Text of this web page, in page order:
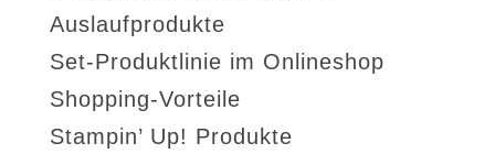
Auslaufprodukte
Set-Produktlinie im Onlineshop
Shopping-Vorteile
Stampin’ Up! Produkte